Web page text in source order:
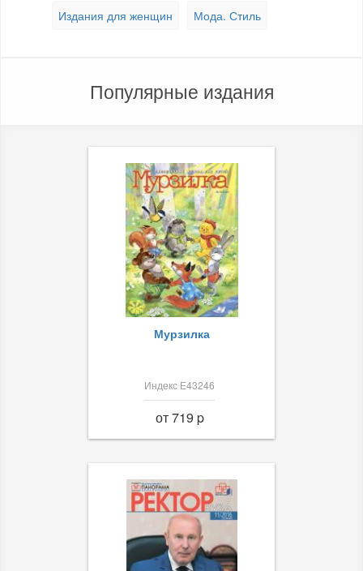
Издания для женщин Мода. Стиль
Популярные издания
Мурзилка
Индекс Е43246
от 719 p